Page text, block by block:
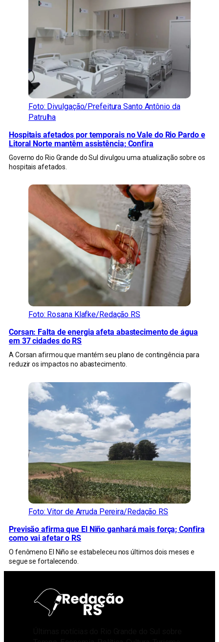
Foto: Divulgação/Prefeitura Santo Antônio da
Patrulha
Hospitais afetados por temporais no Vale do Rio Pardo e
Litoral Norte mantêm assistência; Confira
Governo do Rio Grande do Sul divulgou uma atualização sobre os
hospitais afetados.
Foto: Rosana Klafke/Redação RS
Corsan: Falta de energia afeta abastecimento de água
em 37 cidades do RS
A Corsan afirmou que mantém seu plano de contingência para
reduzir os impactos no abastecimento.
Foto: Vitor de Arruda Pereira/Redação RS
Previsão afirma que El Niño ganhará mais força; Confira
como vai afetar o RS
O fenômeno El Niño se estabeleceu nos últimos dois meses e
segue se fortalecendo.